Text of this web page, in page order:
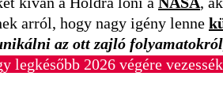
arról, hogy nagy igény lenne
az ott zajló
legkésőbb 2026 végére